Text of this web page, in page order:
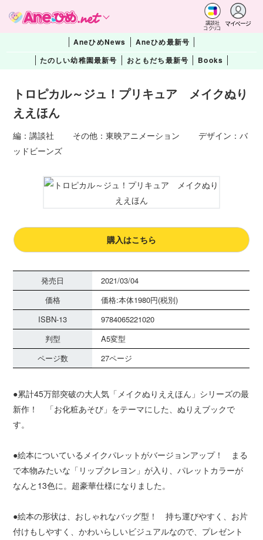
講談社
コクリコ
マイページ
AneひめNews
Aneひめ最新号
たのしい幼稚園最新号
おともだち最新号 Books
トロピカル～ジュ！プリキュア メイクぬり
ええほん
編：講談社 その他：東映アニメーション デザイン：バ
ッドビーンズ
購入はこちら
発売日
2021/03/04
価格
価格:本体1980円(税別)
ISBN-13
9784065221020
判型
A5変型
ページ数
27ページ
●累計45万部突破の大人気「メイクぬりええほん」シリーズの最
新作！ 「お化粧あそび」をテーマにした、ぬりえブックで
す。
●絵本についているメイクパレットがバージョンアップ！ まる
で本物みたいな「リップクレヨン」が入り、パレットカラーが
なんと13色に。超豪華仕様になりました。
●絵本の形状は、おしゃれなバッグ型！ 持ち運びやすく、お片
付けもしやすく、かわいらしいビジュアルなので、プレゼント